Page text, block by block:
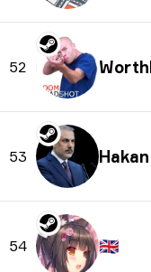
52
53
54 🇬🇧